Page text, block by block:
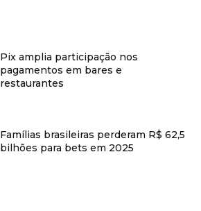
Pix amplia participação nos
pagamentos em bares e
restaurantes
Famílias brasileiras perderam R$ 62,5
bilhões para bets em 2025